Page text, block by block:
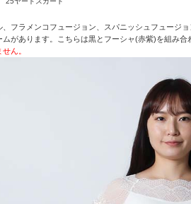
フラメンコフュージョン、スパニッシュフュージ
があります。こちらは黒とフーシャ(赤紫)を組み合
ん。